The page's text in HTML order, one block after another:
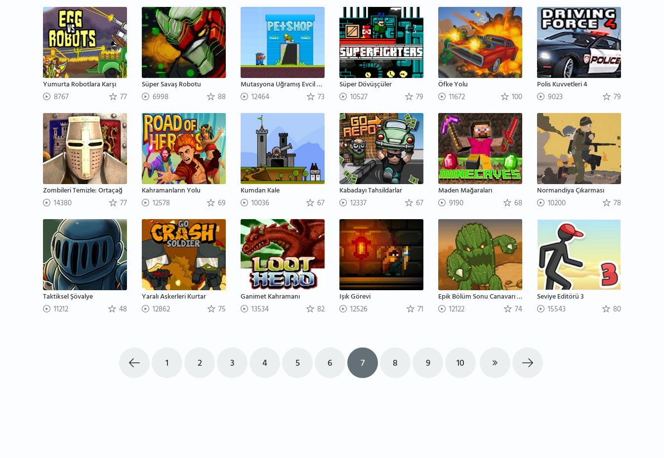
Yumurta Robotlara Karşı
8767 77
Süper Savaş Robotu
6998 88
Mutasyona Uğramış Evcil Hayvanlar
12464 73
Süper Dövüşçüler
10527 79
Öfke Yolu
11672 100
Polis Kuvvetleri 4
9023 79
Zombileri Temizle: Ortaçağ
14380 77
Kahramanların Yolu
12578 69
Kumdan Kale
10036 67
Kabadayı Tahsildarlar
12337 67
Maden Mağaraları
9190 68
Normandiya Çıkarması
10200 78
Taktiksel Şövalye
11212 48
Yaralı Askerleri Kurtar
12862 75
Ganimet Kahramanı
13534 82
Işık Görevi
12526 71
Epik Bölüm Sonu Canavarı Savaşçısı
12122 74
Seviye Editörü 3
15543 80
1 2 3 4 5 6 7 8 9 10